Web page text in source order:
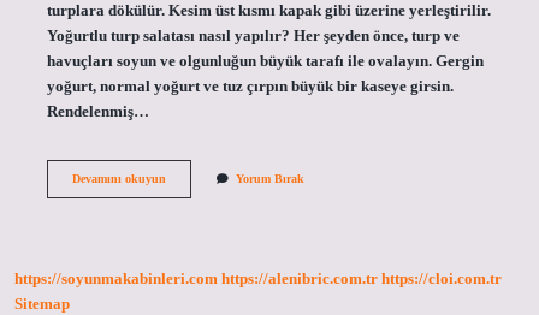
turplara dökülür. Kesim üst kısmı kapak gibi üzerine yerleştirilir.
Yoğurtlu turp salatası nasıl yapılır? Her şeyden önce, turp ve
havuçları soyun ve olgunluğun büyük tarafı ile ovalayın. Gergin
yoğurt, normal yoğurt ve tuz çırpın büyük bir kaseye girsin.
Rendelenmiş…
Devamını okuyunTurp
Yorum Bırak
https://soyunmakabinleri.com https://alenibric.com.tr https://cloi.com.tr
Sitemap